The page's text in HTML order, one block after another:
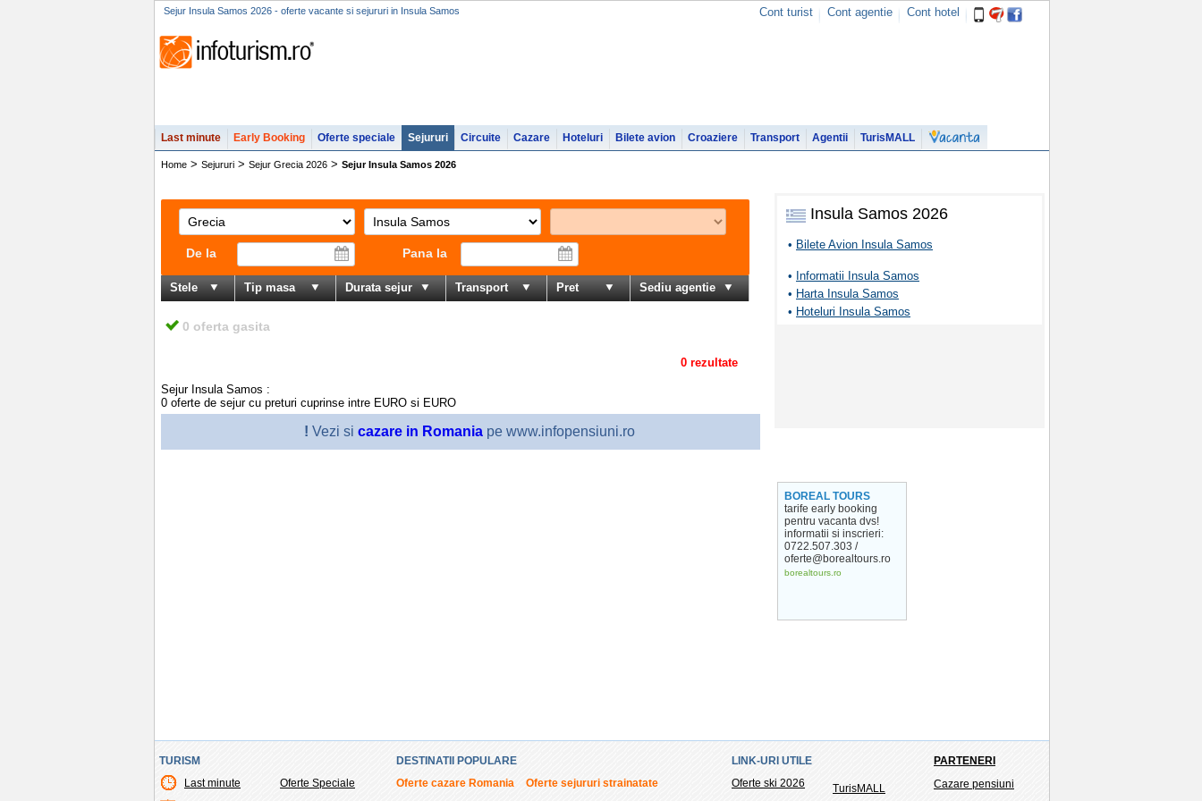
Sejur Insula Samos 2026 - oferte vacante si sejururi in Insula Samos Cont turist Cont agentie Cont hotel
Last minute Early Booking Oferte speciale Sejururi Circuite Cazare Hoteluri Bilete avion Croaziere Transport Agentii TurisMALL
Home > Sejururi > Sejur Grecia 2026 > Sejur Insula Samos 2026
De la Pana la
Stele Tip masa Durata sejur Transport Pret Sediu agentie
0 oferta gasita
0 rezultate
Sejur Insula Samos :
0 oferte de sejur cu preturi cuprinse intre EURO si EURO
! Vezi si cazare in Romania pe www.infopensiuni.ro
Insula Samos 2026
• Bilete Avion Insula Samos
• Informatii Insula Samos
• Harta Insula Samos
• Hoteluri Insula Samos
BOREAL TOURS
tarife early booking
pentru vacanta dvs!
informatii si inscrieri:
0722.507.303 /
oferte@borealtours.ro
borealtours.ro
TURISM
Last minute
Oferte Speciale
DESTINATII POPULARE
Oferte cazare Romania
Oferte sejururi strainatate
LINK-URI UTILE
Oferte ski 2026
TurisMALL
PARTENERI
Cazare pensiuni